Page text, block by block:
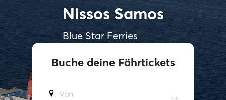
Nissos Samos
Blue Star Ferries
Buche deine Fährtickets
Von